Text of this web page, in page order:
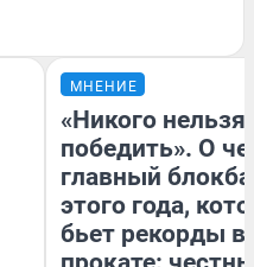
МНЕНИЕ
«Никого нельзя
победить». О
главный
этого года,
бьет рекорды в